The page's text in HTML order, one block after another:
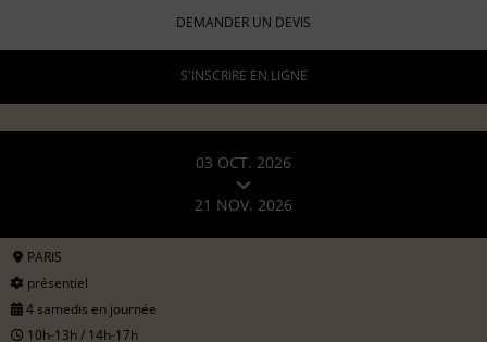
DEMANDER UN DEVIS
S'INSCRIRE EN LIGNE
03 OCT. 2026
21 NOV. 2026
PARIS
présentiel
4 samedis en journée
10h-13h / 14h-17h